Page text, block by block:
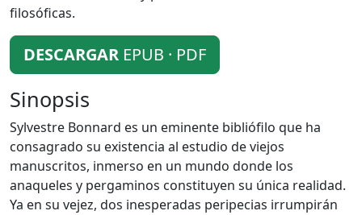
filosóficas.
DESCARGAR EPUB · PDF
Sinopsis
Sylvestre Bonnard es un eminente bibliófilo que ha
consagrado su existencia al estudio de viejos
manuscritos, inmerso en un mundo donde los
anaqueles y pergaminos constituyen su única realidad.
Ya en su vejez, dos inesperadas peripecias irrumpirán